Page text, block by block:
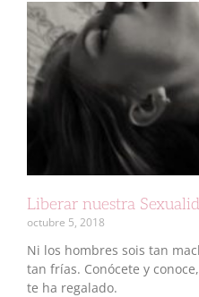
Liberar nuestra
octubre 5, 2018
Ni los hombres sois tan
tan frías. Conócete y
te ha regalado.